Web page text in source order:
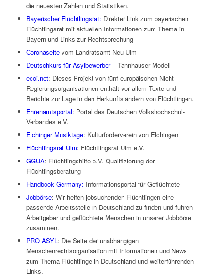
die neuesten Zahlen und Statistiken.
Bayerischer Flüchtlingsrat: Direkter Link zum bayerischen
Flüchtlingsrat mit aktuellen Informationen zum Thema in
Bayern und Links zur Rechtsprechung
Coronaseitevom Landratsamt Neu-Ulm
Deutschkurs für Asylbewerber– Tannhauser Modell
ecoi.net: Dieses Projekt von fünf europäischen Nicht-
Regierungsorganisationen enthält vor allem Texte und
Berichte zur Lage in den Herkunftsländern von Flüchtlingen.
Ehrenamtsportal: Portal des Deutschen Volkshochschul-
Verbandes e.V.
Elchinger Musiktage: Kulturförderverein von Elchingen
Flüchtlingsrat Ulm: Flüchtlingsrat Ulm e.V.
GGUA: Flüchtlingshilfe e.V. Qualifizierung der
Flüchtlingsberatung
Handbook Germany: Informationsportal für Geflüchtete
Jobbörse: Wir helfen jobsuchenden Flüchtlingen eine
passende Arbeitsstelle in Deutschland zu finden und führen
Arbeitgeber und geflüchtete Menschen in unserer Jobbörse
zusammen.
PRO ASYL: Die Seite der unabhängigen
Menschenrechtsorganisation mit Informationen und News
zum Thema Flüchtlinge in Deutschland und weiterführenden
Links.